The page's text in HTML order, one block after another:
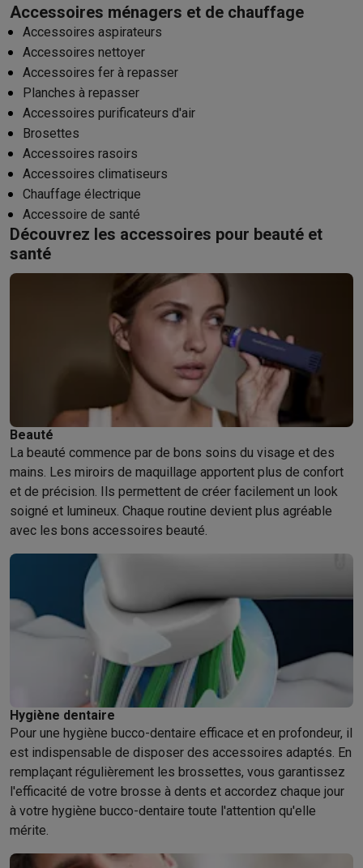
Accessoires ménagers et de chauffage
Accessoires aspirateurs
Accessoires nettoyer
Accessoires fer à repasser
Planches à repasser
Accessoires purificateurs d'air
Brosettes
Accessoires rasoirs
Accessoires climatiseurs
Chauffage électrique
Accessoire de santé
Découvrez les accessoires pour beauté et
santé
Beauté
La beauté commence par de bons soins du visage et des
mains. Les miroirs de maquillage apportent plus de confort
et de précision. Ils permettent de créer facilement un look
soigné et lumineux. Chaque routine devient plus agréable
avec les bons accessoires beauté.
Hygiène dentaire
Pour une hygiène bucco-dentaire efficace et en profondeur, il
est indispensable de disposer des accessoires adaptés. En
remplaçant régulièrement les brossettes, vous garantissez
l'efficacité de votre brosse à dents et accordez chaque jour
à votre hygiène bucco-dentaire toute l'attention qu'elle
mérite.